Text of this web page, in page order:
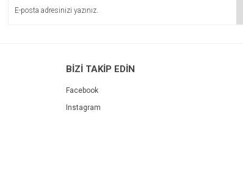
BİZİ TAKİP EDİN
Facebook
Instagram